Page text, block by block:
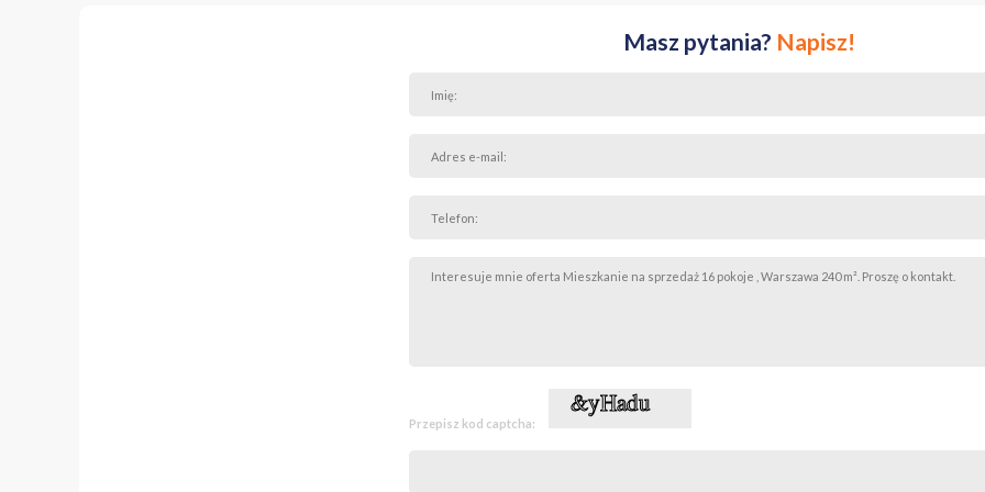
Masz pytania? Napisz!
Przepisz kod captcha: